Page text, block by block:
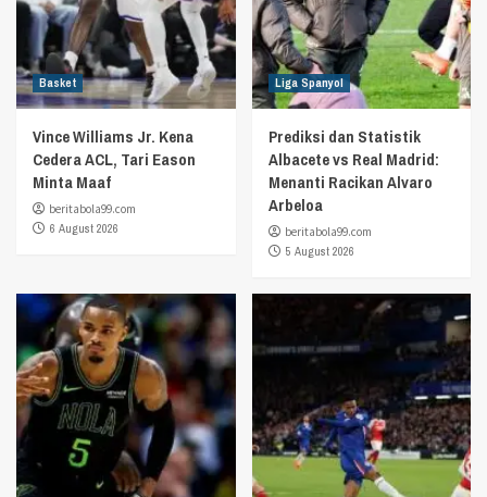
Basket
Vince Williams Jr. Kena
Cedera ACL, Tari Eason
Minta Maaf
beritabola99.com
6 August 2026
Liga Spanyol
Prediksi dan Statistik
Albacete vs Real Madrid:
Menanti Racikan Alvaro
Arbeloa
beritabola99.com
5 August 2026